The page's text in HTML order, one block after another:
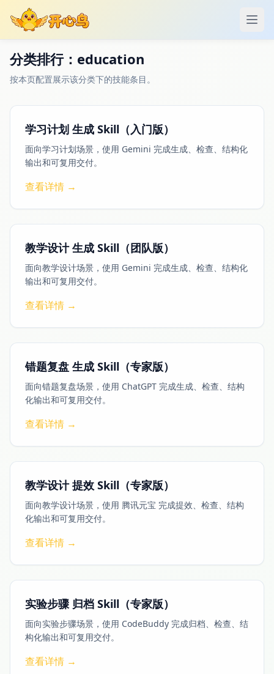
分类排行：education
按本页配置展示该分类下的技能条目。
学习计划 生成 Skill（入门版）
面向学习计划场景，使用 Gemini 完成生成、检查、结构化
输出和可复用交付。
查看详情 →
教学设计 生成 Skill（团队版）
面向教学设计场景，使用 Gemini 完成生成、检查、结构化
输出和可复用交付。
查看详情 →
错题复盘 生成 Skill（专家版）
面向错题复盘场景，使用 ChatGPT 完成生成、检查、结构
化输出和可复用交付。
查看详情 →
教学设计 提效 Skill（专家版）
面向教学设计场景，使用 腾讯元宝 完成提效、检查、结构
化输出和可复用交付。
查看详情 →
实验步骤 归档 Skill（专家版）
面向实验步骤场景，使用 CodeBuddy 完成归档、检查、结
构化输出和可复用交付。
查看详情 →
打开